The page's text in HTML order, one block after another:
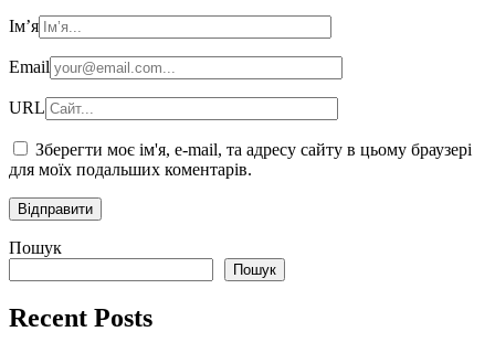
Ім’я
Email
URL
Зберегти моє ім'я, e-mail, та адресу сайту в цьому браузері
для моїх подальших коментарів.
Пошук
Пошук
Recent Posts